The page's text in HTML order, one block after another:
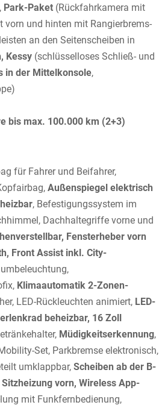
Park-Paket (Rückfahrkamera mit
vorn und hinten mit Rangierbrems-
an den Seitenscheiben in
Kessy (schlüsselloses Schließ- und
in der Mittelkonsole,
bis max. 100.000 km (2+3)
für Fahrer und Beifahrer,
Außenspiegel elektrisch
, Befestigungssystem im
Dachhaltegriffe vorne und
Fensterheber vorn
Front Assist inkl. City-
Klimaautomatik 2-Zonen-
LED-Rückleuchten animiert, LED-
beheizbar, 16 Zoll
Müdigkeitserkennung,
Set, Parkbremse elektronisch,
umklappbar, Scheiben ab der B-
vorn, Wireless App-
mit Funkfernbedienung,